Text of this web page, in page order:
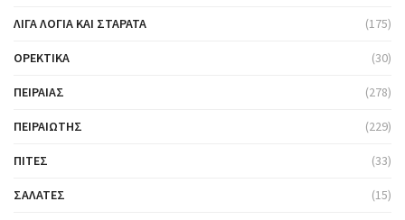
ΛΊΓΑ ΛΌΓΙΑ ΚΑΙ ΣΤΑΡΆΤΑ (175)
ΟΡΕΚΤΙΚΆ (30)
ΠΕΙΡΑΙΆΣ (278)
ΠΕΙΡΑΙΏΤΗΣ (229)
ΠΊΤΕΣ (33)
ΣΑΛΆΤΕΣ (15)